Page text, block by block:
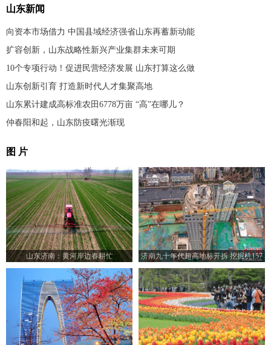
山东新闻
向资本市场借力 中国县域经济强省山东再蓄新动能
扩容创新，山东战略性新兴产业集群未来可期
10个专项行动！促进民营经济发展 山东打算这么做
山东创新引育 打造新时代人才集聚高地
山东累计建成高标准农田6778万亩 “高”在哪儿？
仲春阳和起，山东防疫曙光渐现
图 片
山东济南：黄河岸边春耕忙
济南九十年代超高地标开拆 挖掘机157
米楼顶作业